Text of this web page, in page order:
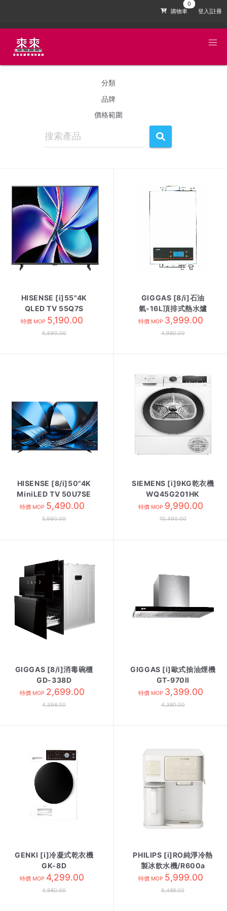
購物車 登入|註冊
分類
品牌
價格範圍
HISENSE [i]55"4K
QLED TV 55Q7S
特價 MOP 5,190.00
6,690.00
GIGGAS [8/i]石油
氣-16L頂排式熱水爐
GIW-16UPBMW
特價 MOP 3,999.00
4,980.00
HISENSE [8/i]50"4K
MiniLED TV 50U7SE
特價 MOP 5,490.00
5,990.00
SIEMENS [i]9KG乾衣機
WQ45G201HK
特價 MOP 9,990.00
10,490.00
GIGGAS [8/i]消毒碗櫃
GD-338D
特價 MOP 2,699.00
4,398.00
GIGGAS [i]歐式抽油煙機
GT-970II
特價 MOP 3,399.00
4,380.00
GENKI [i]冷凝式乾衣機
GK-8D
特價 MOP 4,299.00
4,980.00
PHILIPS [i]RO純淨冷熱
製冰飲水機/R600a
ADD6922CG 米白
特價 MOP 5,999.00
6,488.00